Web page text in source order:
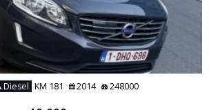
Diesel KM 181 2014 248000